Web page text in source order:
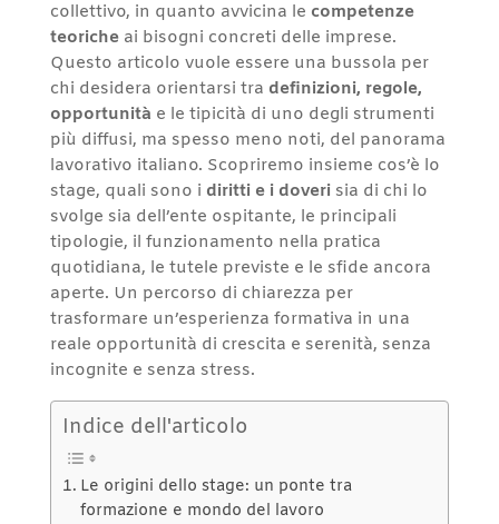
collettivo, in quanto avvicina le competenze
teoricheai bisogni concreti delle imprese.
Questo articolo vuole essere una bussola per
chi desidera orientarsi tra definizioni, regole,
opportunità e le tipicità di uno degli strumenti
più diffusi, ma spesso meno noti, del panorama
lavorativo italiano. Scopriremo insieme cos’è lo
stage, quali sono i diritti e i doverisia di chi lo
svolge sia dell’ente ospitante, le principali
tipologie, il funzionamento nella pratica
quotidiana, le tutele previste e le sfide ancora
aperte. Un percorso di chiarezza per
trasformare un’esperienza formativa in una
reale opportunità di crescita e serenità, senza
incognite e senza stress.
Indice dell'articolo
Le origini dello stage: un ponte tra
formazione e mondo del lavoro